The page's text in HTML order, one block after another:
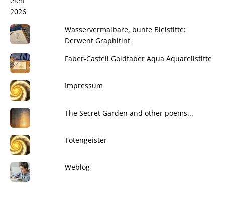
Wasservermalbare, bunte Bleistifte:
Derwent Graphitint
Faber-Castell Goldfaber Aqua Aquarellstifte
Impressum
The Secret Garden and other poems...
Totengeister
Weblog